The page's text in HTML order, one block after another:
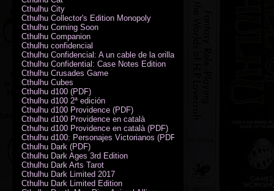
Cthulhu City
Cthulhu Collector's Edition Monopoly
Cthulhu Coming Soon
Cthulhu Companion
Cthulhu confidencial
Cthulhu Confidencial: A un cable de la orilla (PDF)
Cthulhu Confidential: Case Notes Edition
Cthulhu Crusades Game
Cthulhu Cubes
Cthulhu d100 (PDF)
Cthulhu d100 2ª edición
Cthulhu d100 Providence (PDF)
Cthulhu d100 Providence en català
Cthulhu d100 Providence en català (PDF)
Cthulhu d100: Personajes Victorianos (PDF)
Cthulhu Dark (PDF)
Cthulhu Dark Ages 3rd Edition
Cthulhu Dark Arts Tarot
Cthulhu Dark Limited 2017
Cthulhu Dark Limited Edition